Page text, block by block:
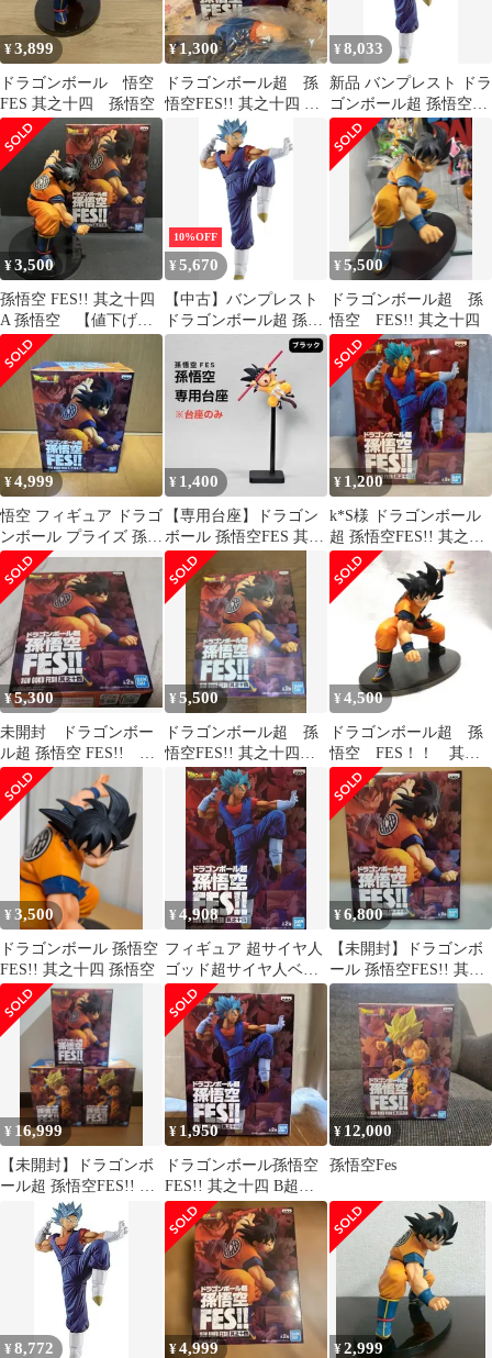
¥3,899
ドラゴンボール 悟空
FES 其之十四 孫悟空
¥1,300
ドラゴンボール超 孫
悟空FES!! 其之十四 フ
ィギュア
¥8,033
新品 バンプレスト ドラ
ゴンボール超 孫悟空
FES!! 其之十四 超サイ
ヤ人ゴッド超サイヤ人
ベジット
¥3,500
孫悟空 FES!! 其之十四
A 孫悟空 【値下げ
¥3800→¥3500】
10%OFF
¥5,670
【中古】バンプレスト
ドラゴンボール超 孫悟
空FES!! 其之十四 超サ
イヤ人ゴッド超サイヤ
人ベジット
¥5,500
ドラゴンボール超 孫
悟空 FES!! 其之十四
¥4,999
悟空 フィギュア ドラゴ
ンボール プライズ 孫悟
空フェス
¥ 1,400
【専用台座】ドラゴン
ボール 孫悟空FES 其之
十二 其之九 コンパクト
化
¥ 1,200
k*S様 ドラゴンボール
超 孫悟空FES!! 其之十
四 ベジット
¥5,300
未開封 ドラゴンボー
ル超 孫悟空 FES!! 其
之十四 孫悟空
¥5,500
ドラゴンボール超 孫
悟空FES!! 其之十四
未開封品
¥ 4,500
ドラゴンボール超 孫
悟空 FES！！ 其之
十四 孫悟空 A
¥3,500
ドラゴンボール 孫悟空
FES!! 其之十四 孫悟空
¥4,908
フィギュア 超サイヤ人
ゴッド超サイヤ人ベジ
ット 「ドラゴンボール
超」 孫悟空FES!!其之
十四【14日以内発送】
¥6,800
【未開封】ドラゴンボ
ール 孫悟空FES!! 其之
十四 孫悟空
¥ 16,999
【未開封】ドラゴンボ
ール超 孫悟空FES!! フ
ィギュア3 体セット
¥ 1,950
ドラゴンボール孫悟空
FES!! 其之十四 B超サ
イヤ人ゴッド超サイヤ
人ベジット
¥12,000
孫悟空Fes
¥8,772 ¥4,999 ¥2,999